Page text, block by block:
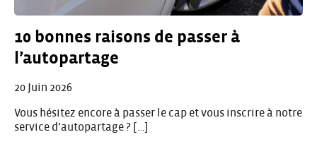
10 bonnes raisons de passer à
l’autopartage
20 Juin 2026
Vous hésitez encore à passer le cap et vous inscrire à notre
service d’autopartage ? […]